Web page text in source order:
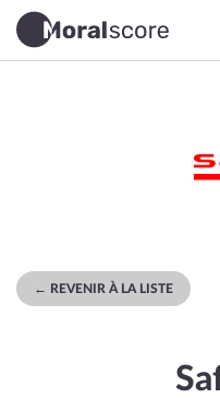
← REVENIR À LA LISTE